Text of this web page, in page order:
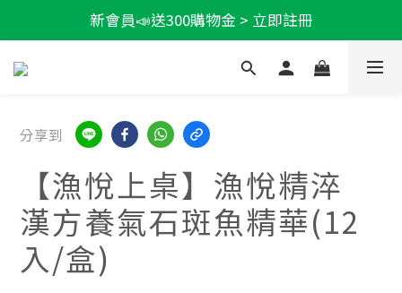
輕盈一夏★滿額86折
新會員📣送300購物金 > 立即註冊
加LINE好友★領100折價券
分享到
【漁悅上桌】漁悅精淬
漢方養氣石斑魚精華(12
入/盒)